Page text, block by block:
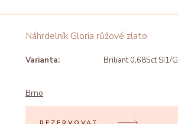
Náhrdelník Gloria růžové zlato
Varianta: Briliant 0,685ct SI1/G
Brno
REZERVOVAT